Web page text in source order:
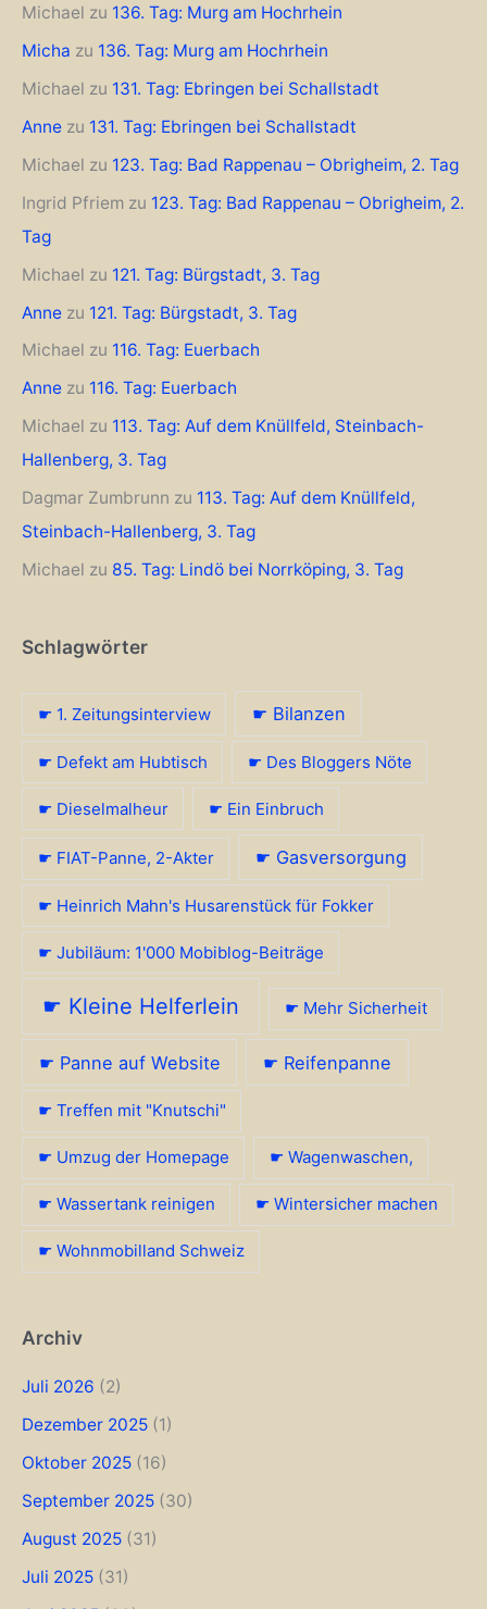
Michael zu 136. Tag: Murg am Hochrhein
Micha zu 136. Tag: Murg am Hochrhein
Michael zu 131. Tag: Ebringen bei Schallstadt
Anne zu 131. Tag: Ebringen bei Schallstadt
Michael zu 123. Tag: Bad Rappenau – Obrigheim, 2. Tag
Ingrid Pfriem zu 123. Tag: Bad Rappenau – Obrigheim, 2.
Tag
Michael zu 121. Tag: Bürgstadt, 3. Tag
Anne zu 121. Tag: Bürgstadt, 3. Tag
Michael zu 116. Tag: Euerbach
Anne zu 116. Tag: Euerbach
Michael zu 113. Tag: Auf dem Knüllfeld, Steinbach-
Hallenberg, 3. Tag
Dagmar Zumbrunn zu 113. Tag: Auf dem Knüllfeld,
Steinbach-Hallenberg, 3. Tag
Michael zu 85. Tag: Lindö bei Norrköping, 3. Tag
Schlagwörter
☛ 1. Zeitungsinterview ☛ Bilanzen
☛ Defekt am Hubtisch ☛ Des Bloggers Nöte
☛ Dieselmalheur ☛ Ein Einbruch
☛ FIAT-Panne, 2-Akter ☛ Gasversorgung
☛ Heinrich Mahn's Husarenstück für Fokker
☛ Jubiläum: 1'000 Mobiblog-Beiträge
☛ Kleine Helferlein ☛ Mehr Sicherheit
☛ Panne auf Website ☛ Reifenpanne
☛ Treffen mit "Knutschi"
☛ Umzug der Homepage ☛ Wagenwaschen,
☛ Wassertank reinigen ☛ Wintersicher machen
☛ Wohnmobilland Schweiz
Archiv
Juli 2026 (2)
Dezember 2025 (1)
Oktober 2025 (16)
September 2025 (30)
August 2025 (31)
Juli 2025 (31)